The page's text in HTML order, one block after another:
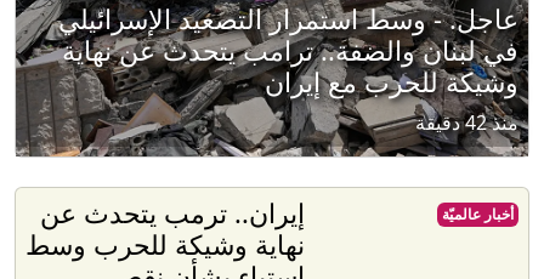
عاجل. - وسط استمرار التصعيد الإسرائيلي
في لبنان والضفة.. ترامب يتحدث عن نهاية
وشيكة للحرب مع إيران
منذ 42 دقيقة
إيران.. ترمب يتحدث عن
نهاية وشيكة للحرب وسط
أخبار عالميّة